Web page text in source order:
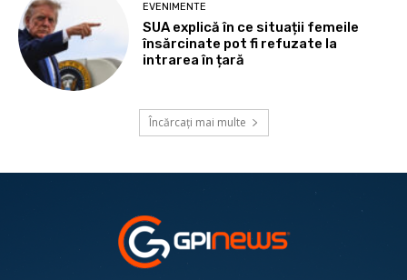
EVENIMENTE
SUA explică în ce situații femeile
însărcinate pot fi refuzate la
intrarea în țară
Încărcați mai multe